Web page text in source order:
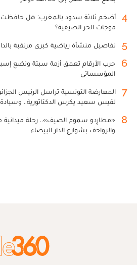
4
أضخم ثلاثة سدود بالمغرب: هل
موجات الحر الصيفية؟
5 تفاصيل منشأة رياضية كبرى مرتقبة
6
حرب الأرقام تعمق أزمة سبتة وتضع
المؤسساتي
7
المعارضة التونسية تراسل الرئيس
لقيس سعيد يكرس الدكتاتورية..
8
«مطارِدو سموم الصيف».. رحلة ميدانية
والزواحف بشوارع الدار البيضاء